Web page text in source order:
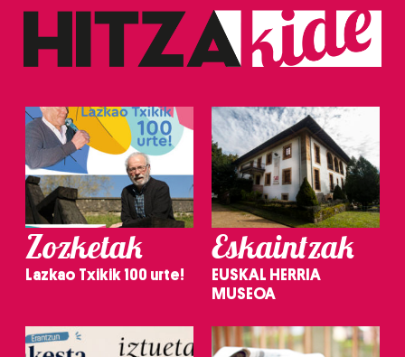
Zozketak
Lazkao Txikik 100 urte!
Eskaintzak
EUSKAL HERRIA
MUSEOA